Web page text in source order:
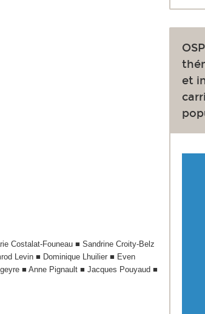
Costalat-Founeau ■ Sandrine Croity-Belz
Levin ■ Dominique Lhuilier ■ Even
■ Anne Pignault ■ Jacques Pouyaud ■
et